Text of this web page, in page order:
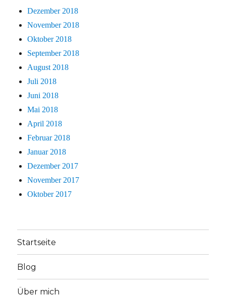
Dezember 2018
November 2018
Oktober 2018
September 2018
August 2018
Juli 2018
Juni 2018
Mai 2018
April 2018
Februar 2018
Januar 2018
Dezember 2017
November 2017
Oktober 2017
Startseite
Blog
Über mich